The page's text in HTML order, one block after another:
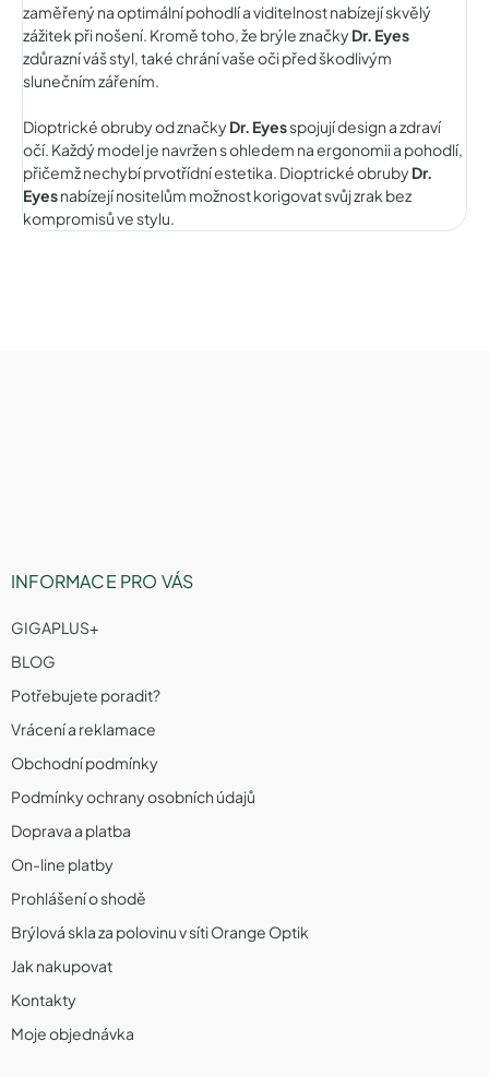
zaměřený na optimální pohodlí a viditelnost nabízejí skvělý
zážitek při nošení. Kromě toho, že brýle značkyDr. Eyes
zdůrazní váš styl, také chrání vaše oči před škodlivým
slunečním zářením.
Dioptrické obruby od značkyDr. Eyesspojují design a zdraví
očí. Každý model je navržen s ohledem na ergonomii a pohodlí,
přičemž nechybí prvotřídní estetika. Dioptrické obrubyDr.
Eyesnabízejí nositelům možnost korigovat svůj zrak bez
kompromisů ve stylu.
INFORMACE PRO VÁS
GIGAPLUS+
BLOG
Potřebujete poradit?
Vrácení a reklamace
Obchodní podmínky
Podmínky ochrany osobních údajů
Doprava a platba
On-line platby
Prohlášení o shodě
Brýlová skla za polovinu v síti Orange Optik
Jak nakupovat
Kontakty
Moje objednávka